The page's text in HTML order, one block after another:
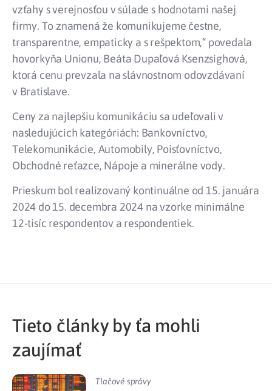
vzťahy s verejnosťou v súlade s hodnotami našej
firmy. To znamená že komunikujeme čestne,
transparentne, empaticky a s rešpektom,“ povedala
hovorkyňa Unionu, Beáta Dupaľová Ksenzsighová,
ktorá cenu prevzala na slávnostnom odovzdávaní
v Bratislave.
Ceny za najlepšiu komunikáciu sa udeľovali v
nasledujúcich kategóriách: Bankovníctvo,
Telekomunikácie, Automobily, Poisťovníctvo,
Obchodné reťazce, Nápoje a minerálne vody.
Prieskum bol realizovaný kontinuálne od 15. januára
2024 do 15. decembra 2024 na vzorke minimálne
12-tisíc respondentov a respondentiek.
Tieto články by ťa mohli
zaujímať
Tlačové správy